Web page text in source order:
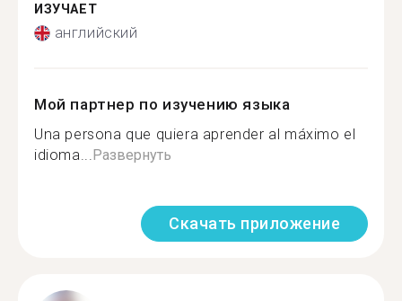
ИЗУЧАЕТ
английский
Мой партнер по изучению языка
Una persona que quiera aprender al máximo el
idioma...Развернуть
Скачать приложение